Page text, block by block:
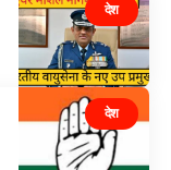
देश
देश